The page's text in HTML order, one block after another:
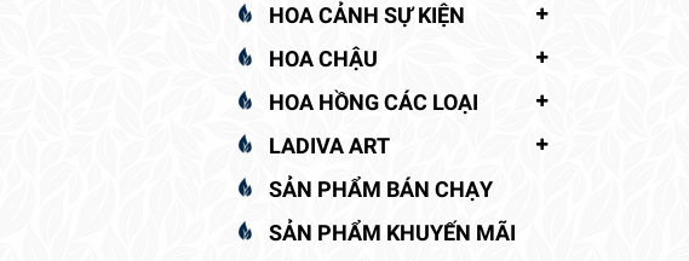
HOA CẢNH SỰ KIỆN
HOA CHẬU
HOA HỒNG CÁC LOẠI
LADIVA ART
SẢN PHẨM BÁN CHẠY
SẢN PHẨM KHUYẾN MÃI